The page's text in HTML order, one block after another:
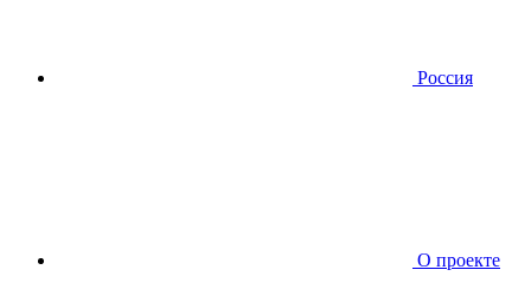
Россия
О проекте